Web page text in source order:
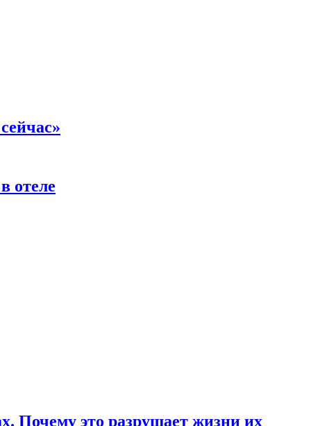
отеле
Почему это разрушает жизни их